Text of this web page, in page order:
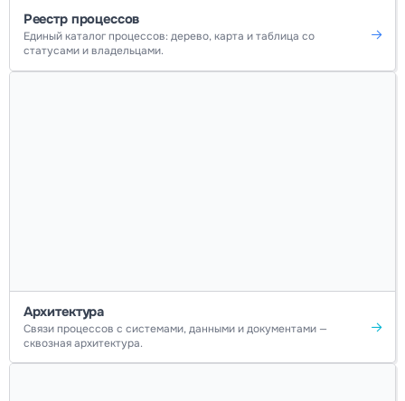
Реестр процессов
Единый каталог процессов: дерево, карта и таблица со
статусами и владельцами.
Архитектура
Связи процессов с системами, данными и документами —
сквозная архитектура.